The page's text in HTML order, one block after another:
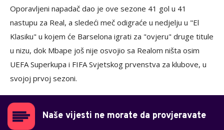
Oporavljeni napadač dao je ove sezone 41 gol u 41
nastupu za Real, a sledeći meč odigraće u nedjelju u "El
Klasiku" u kojem će Barselona igrati za "ovjeru" druge titule
u nizu, dok Mbape još nije osvojio sa Realom ništa osim
UEFA Superkupa i FIFA Svjetskog prvenstva za klubove, u
svojoj prvoj sezoni.
Naše vijesti ne morate da provjeravate